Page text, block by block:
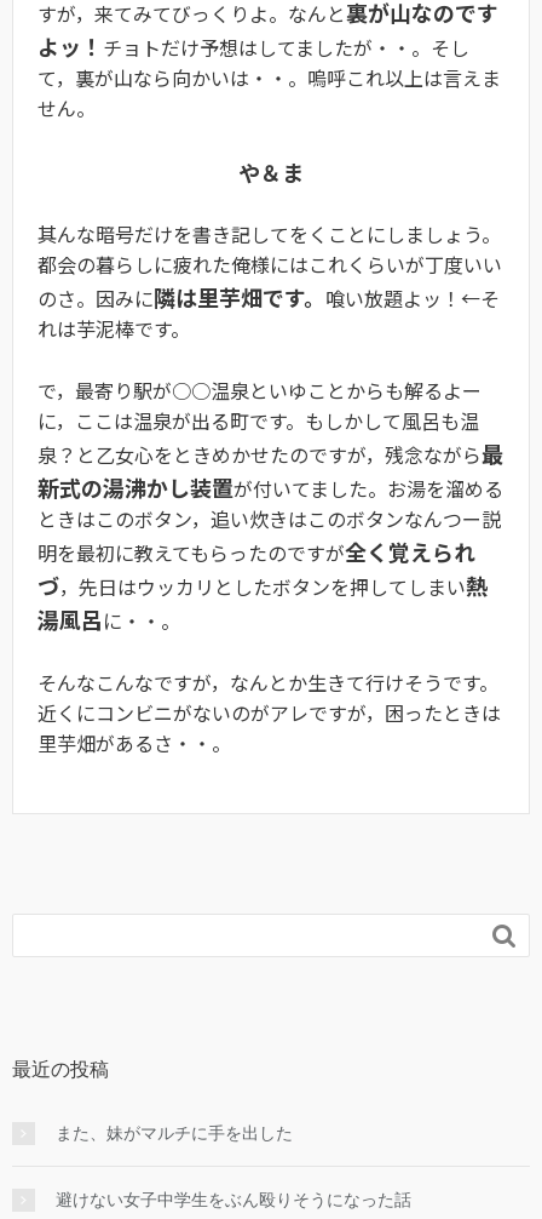
すが，来てみてびっくりよ。なんと裏が山なのです
よッ！ チョトだけ予想はしてましたが・・。そし
て，裏が山なら向かいは・・。嗚呼これ以上は言えま
せん。
や＆ま
其んな暗号だけを書き記してをくことにしましょう。
都会の暮らしに疲れた俺様にはこれくらいが丁度いい
のさ。因みに隣は里芋畑です。 喰い放題よッ！←そ
れは芋泥棒です。
で，最寄り駅が○○温泉といゆことからも解るよー
に，ここは温泉が出る町です。もしかして風呂も温
泉？と乙女心をときめかせたのですが，残念ながら最
新式の湯沸かし装置が付いてました。お湯を溜める
ときはこのボタン，追い炊きはこのボタンなんつー説
明を最初に教えてもらったのですが全く覚えられ
づ，先日はウッカリとしたボタンを押してしまい熱
湯風呂に・・。
そんなこんなですが，なんとか生きて行けそうです。
近くにコンビニがないのがアレですが，困ったときは
里芋畑があるさ・・。

最近の投稿
また、妹がマルチに手を出した
避けない女子中学生をぶん殴りそうになった話